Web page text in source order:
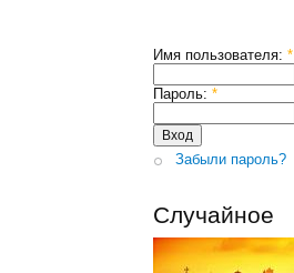
Имя пользователя: *
Пароль: *
Забыли пароль?
Случайное